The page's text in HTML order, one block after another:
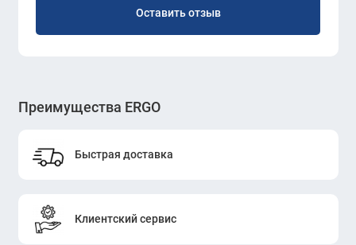
Оставить отзыв
Преимущества ERGO
Быстрая доставка
Клиентский сервис